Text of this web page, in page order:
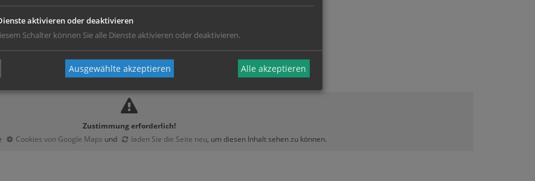
Zustimmung erforderlich!
Cookies von Google Maps und laden Sie die Seite neu, um diesen Inhalt sehen zu können.
aktivieren oder deaktivieren
Schalter können Sie alle Dienste aktivieren oder deaktivieren.
Ausgewählte akzeptieren Alle akzeptieren